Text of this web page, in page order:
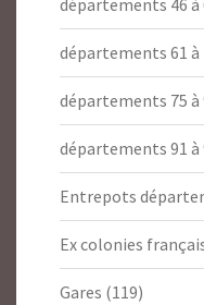
départements 46 à
départements 61 à
départements 75 à
départements 91 à
Entrepots
Ex colonies
Gares (119)